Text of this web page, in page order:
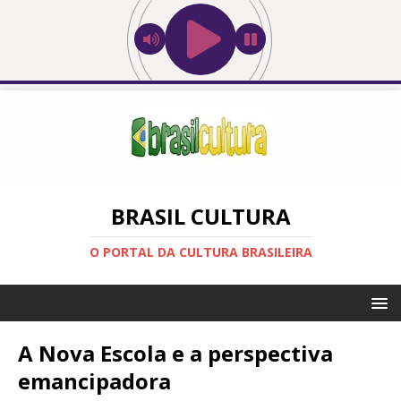
BRASIL CULTURA
O PORTAL DA CULTURA BRASILEIRA
A Nova Escola e a perspectiva
emancipadora